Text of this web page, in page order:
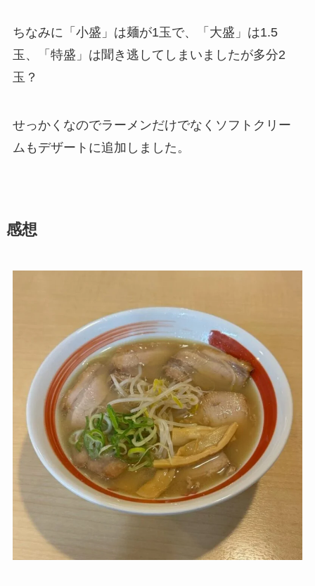
ちなみに「小盛」は麺が1玉で、「大盛」は1.5
玉、「特盛」は聞き逃してしまいましたが多分2
玉？
せっかくなのでラーメンだけでなくソフトクリー
ムもデザートに追加しました。
感想